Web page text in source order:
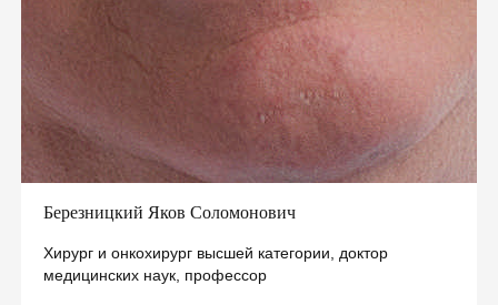
Березницкий Яков Соломонович
Хирург и онкохирург высшей категории, доктор
медицинских наук, профессор